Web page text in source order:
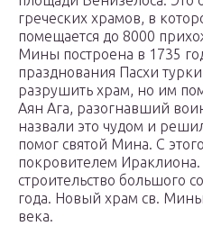
греческих храмов, в
помещается до 8000
Мины построена в 1735
празднования Пасхи
разрушить храм, но им
Аян Ага, разогнавший
назвали это чудом и
помог святой Мина. С
покровителем Ираклиона.
строительство большого
года. Новый храм св.
века.